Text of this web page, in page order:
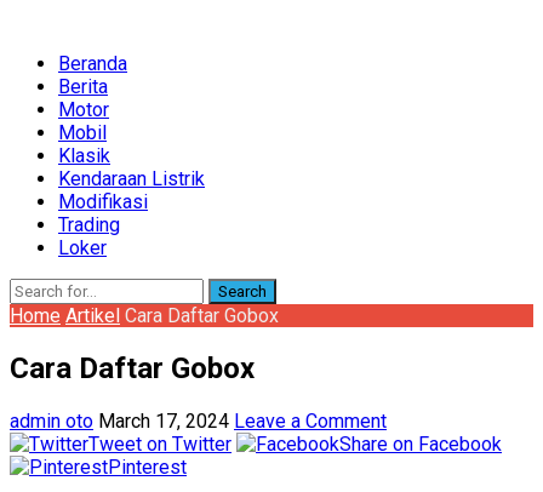
Beranda
Berita
Motor
Mobil
Klasik
Kendaraan Listrik
Modifikasi
Trading
Loker
Search
Home Artikel Cara Daftar Gobox
Cara Daftar Gobox
admin oto March 17, 2024 Leave a Comment
Tweet on Twitter
Share on Facebook
Pinterest